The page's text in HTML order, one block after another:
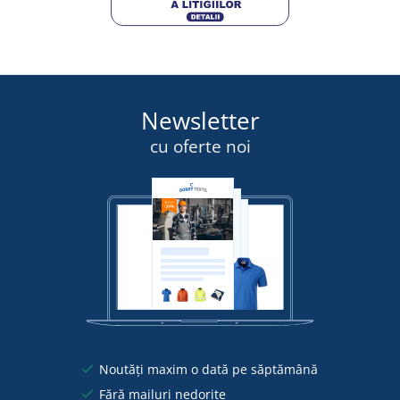
Newsletter
cu oferte noi
Noutăți maxim o dată pe săptămână
Fără mailuri nedorite